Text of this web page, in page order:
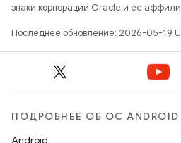
знаки корпорации Oracle и ее
Последнее обновление: 2026-05-19
ПОДРОБНЕЕ ОБ ОС ANDROID
Android